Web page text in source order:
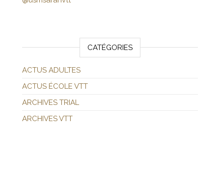
CATÉGORIES
ACTUS ADULTES
ACTUS ÉCOLE VTT
ARCHIVES TRIAL
ARCHIVES VTT